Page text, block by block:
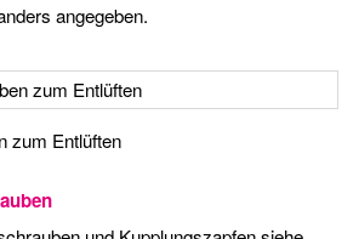
angegeben.
zum Entlüften